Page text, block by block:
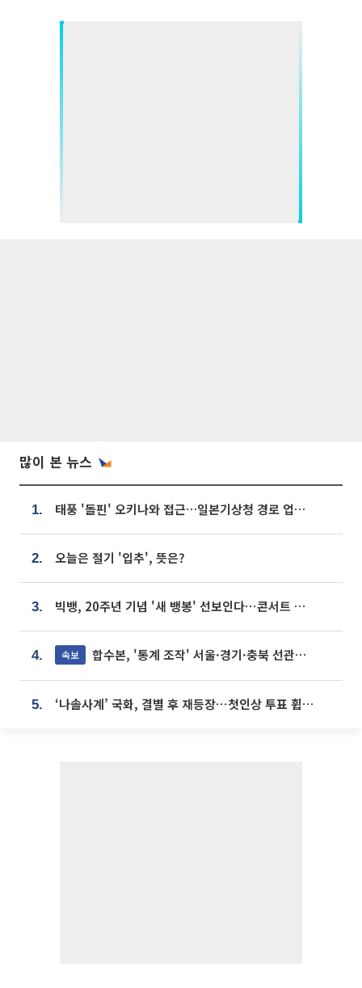
많이 본 뉴스
1. 태풍 '돌핀' 오키나와 접근…일본기상청 경로 업데이트
2. 오늘은 절기 '입추', 뜻은?
3. 빅뱅, 20주년 기념 '새 뱅봉' 선보인다⋯콘서트 앞두고 팝업 개최
4. 속보 합수본, '통계 조작' 서울·경기·충북 선관위 등 추가 압수수색
5. ‘나솔사계’ 국화, 결별 후 재등장⋯첫인상 투표 휩쓸고 ‘인기녀’ 등극